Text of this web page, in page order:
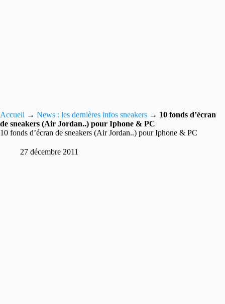
Accueil → News : les dernières infos sneakers → 10 fonds d’écran
de sneakers (Air Jordan..) pour Iphone & PC
10 fonds d’écran de sneakers (Air Jordan..) pour Iphone & PC
27 décembre 2011